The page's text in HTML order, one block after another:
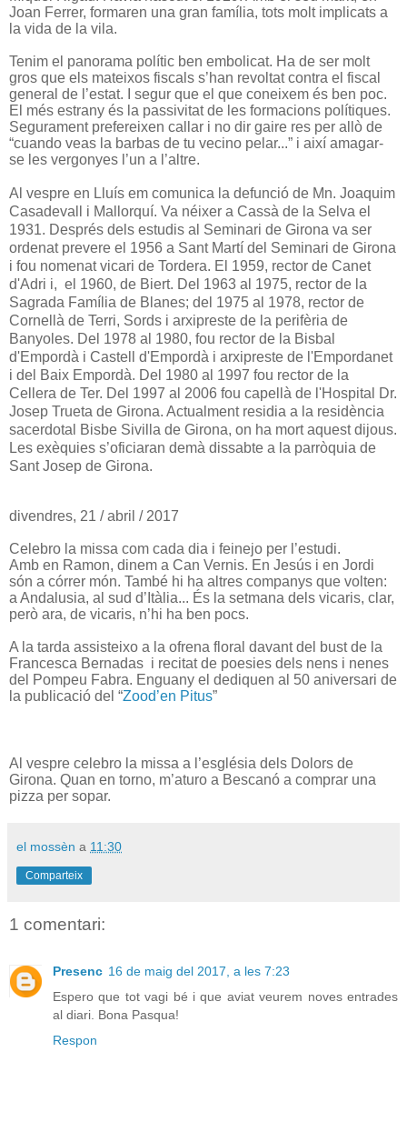
Joan Ferrer, formaren una gran família, tots molt implicats a
la vida de la vila.
Tenim el panorama polític ben embolicat. Ha de ser molt
gros que els mateixos fiscals s’han revoltat contra el fiscal
general de l’estat. I segur que el que coneixem és ben poc.
El més estrany és la passivitat de les formacions polítiques.
Segurament prefereixen callar i no dir gaire res per allò de
“cuando veas la barbas de tu vecino pelar...” i així amagar-
se les vergonyes l’un a l’altre.
Al vespre en Lluís em comunica la defunció de Mn. Joaquim
Casadevall i Mallorquí. Va néixer a Cassà de la Selva el
1931. Després dels estudis al Seminari de Girona va ser
ordenat prevere el 1956 a Sant Martí del Seminari de Girona
i fou nomenat vicari de Tordera. El 1959, rector de Canet
d'Adri i, el 1960, de Biert. Del 1963 al 1975, rector de la
Sagrada Família de Blanes; del 1975 al 1978, rector de
Cornellà de Terri, Sords i arxipreste de la perifèria de
Banyoles. Del 1978 al 1980, fou rector de la Bisbal
d'Empordà i Castell d'Empordà i arxipreste de l'Empordanet
i del Baix Empordà. Del 1980 al 1997 fou rector de la
Cellera de Ter. Del 1997 al 2006 fou capellà de l'Hospital Dr.
Josep Trueta de Girona. Actualment residia a la residència
sacerdotal Bisbe Sivilla de Girona, on ha mort aquest dijous.
Les exèquies s’oficiaran demà dissabte a la parròquia de
Sant Josep de Girona.
divendres, 21 / abril / 2017
Celebro la missa com cada dia i feinejo per l’estudi.
Amb en Ramon, dinem a Can Vernis. En Jesús i en Jordi
són a córrer món. També hi ha altres companys que volten:
a Andalusia, al sud d’Itàlia... És la setmana dels vicaris, clar,
però ara, de vicaris, n’hi ha ben pocs.
A la tarda assisteixo a la ofrena floral davant del bust de la
Francesca Bernadas i recitat de poesies dels nens i nenes
del Pompeu Fabra. Enguany el dediquen al 50 aniversari de
la publicació del “Zood’en Pitus”
Al vespre celebro la missa a l’església dels Dolors de
Girona. Quan en torno, m’aturo a Bescanó a comprar una
pizza per sopar.
el mossèn a 11:30
Comparteix
1 comentari:
Presenc 16 de maig del 2017, a les 7:23
Espero que tot vagi bé i que aviat veurem noves entrades
al diari. Bona Pasqua!
Respon